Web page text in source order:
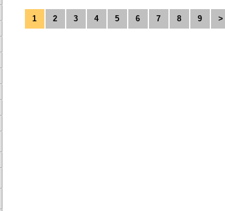
1 2 3 4 5 6 7 8 9 >